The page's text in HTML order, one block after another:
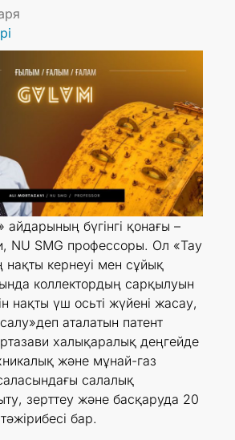
айдарының бүгінгі қонағы –
NU SMG профессоры. Ол «Тау
кернеуі мен сұйық
коллектордың сарқылуын
нақты үш осьті жүйені жасау,
аталатын патент
халықаралық деңгейде
және мұнай-газ
салалық
зерттеу және басқаруда 20
бар.